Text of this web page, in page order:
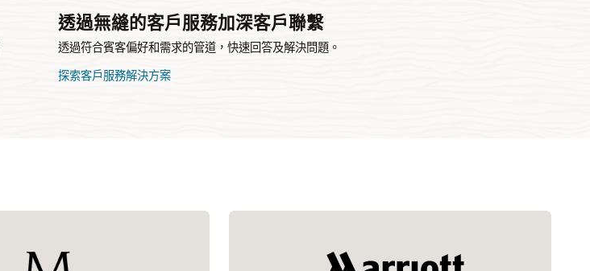
透過無縫的客戶服務加深客戶聯繫
透過符合賓客偏好和需求的管道，快速回答及解決問題。
探索客戶服務解決方案